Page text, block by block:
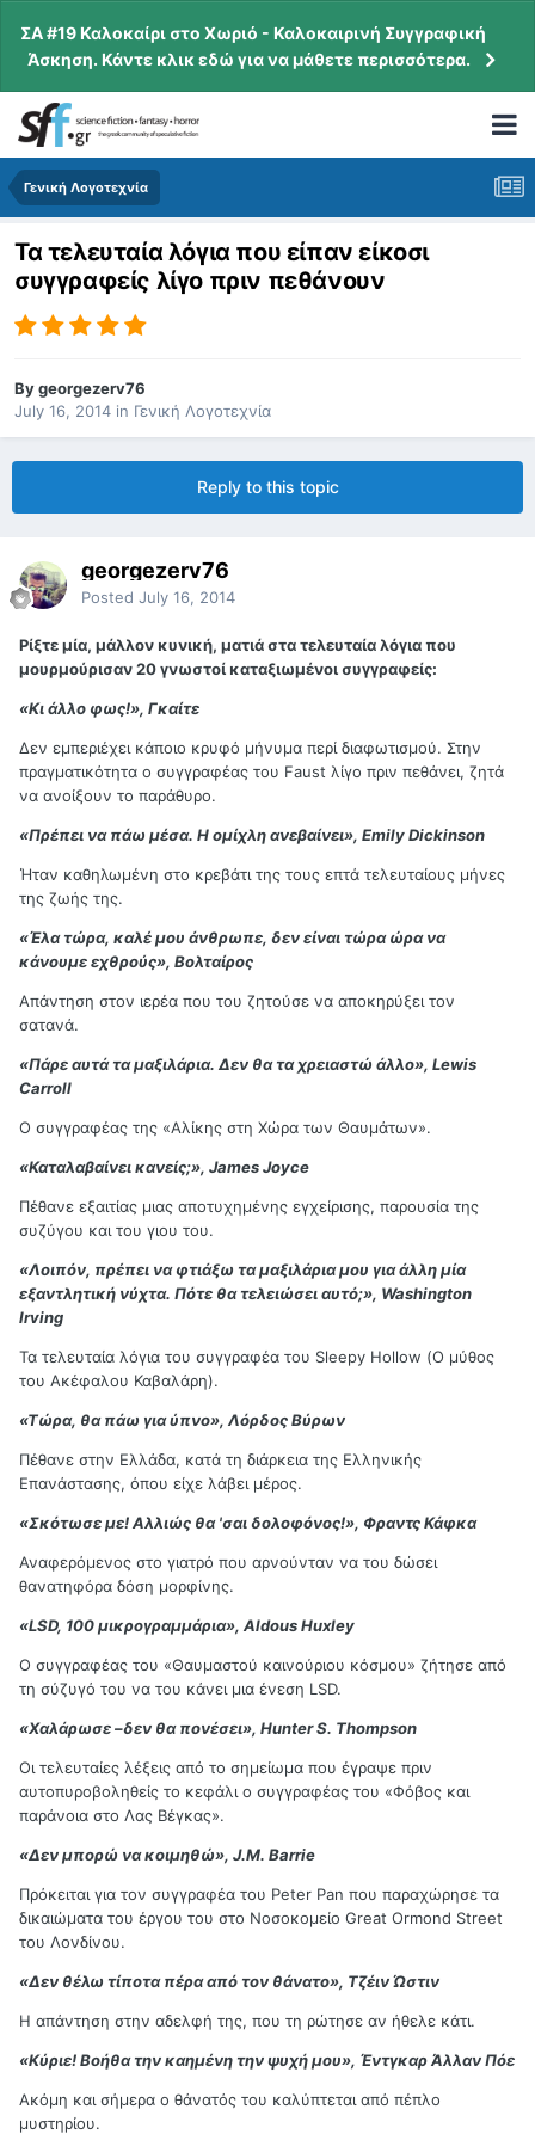
ΣΑ #19 Καλοκαίρι στο Χωριό - Καλοκαιρινή Συγγραφική
Άσκηση. Κάντε κλικ εδώ για να μάθετε περισσότερα.
Γενική Λογοτεχνία
Τα τελευταία λόγια που είπαν είκοσι
συγγραφείς λίγο πριν πεθάνουν
Bygeorgezerv76
July 16, 2014 in Γενική Λογοτεχνία
Reply to this topic
georgezerv76
Posted July 16, 2014
Ρίξτε μία, μάλλον κυνική, ματιά στα τελευταία λόγια που
μουρμούρισαν 20 γνωστοί καταξιωμένοι συγγραφείς:
«Κι άλλο φως!», Γκαίτε
Δεν εμπεριέχει κάποιο κρυφό μήνυμα περί διαφωτισμού. Στην
πραγματικότητα ο συγγραφέας του Faust λίγο πριν πεθάνει, ζητά
να ανοίξουν το παράθυρο.
«Πρέπει να πάω μέσα. Η ομίχλη ανεβαίνει», Emily Dickinson
Ήταν καθηλωμένη στο κρεβάτι της τους επτά τελευταίους μήνες
της ζωής της.
«Έλα τώρα, καλέ μου άνθρωπε, δεν είναι τώρα ώρα να
κάνουμε εχθρούς», Βολταίρος
Απάντηση στον ιερέα που του ζητούσε να αποκηρύξει τον
σατανά.
«Πάρε αυτά τα μαξιλάρια. Δεν θα τα χρειαστώ άλλο», Lewis
Carroll
Ο συγγραφέας της «Αλίκης στη Χώρα των Θαυμάτων».
«Καταλαβαίνει κανείς;», James Joyce
Πέθανε εξαιτίας μιας αποτυχημένης εγχείρισης, παρουσία της
συζύγου και του γιου του.
«Λοιπόν, πρέπει να φτιάξω τα μαξιλάρια μου για άλλη μία
εξαντλητική νύχτα. Πότε θα τελειώσει αυτό;», Washington
Irving
Τα τελευταία λόγια του συγγραφέα του Sleepy Hollow (Ο μύθος
του Ακέφαλου Καβαλάρη).
«Τώρα, θα πάω για ύπνο», Λόρδος Βύρων
Πέθανε στην Ελλάδα, κατά τη διάρκεια της Ελληνικής
Επανάστασης, όπου είχε λάβει μέρος.
«Σκότωσε με! Αλλιώς θα 'σαι δολοφόνος!», Φραντς Κάφκα
Αναφερόμενος στο γιατρό που αρνούνταν να του δώσει
θανατηφόρα δόση μορφίνης.
«LSD, 100 μικρογραμμάρια», Aldous Huxley
Ο συγγραφέας του «Θαυμαστού καινούριου κόσμου» ζήτησε από
τη σύζυγό του να του κάνει μια ένεση LSD.
«Χαλάρωσε –δεν θα πονέσει», Hunter S. Thompson
Οι τελευταίες λέξεις από το σημείωμα που έγραψε πριν
αυτοπυροβοληθείς το κεφάλι ο συγγραφέας του «Φόβος και
παράνοια στο Λας Βέγκας».
«Δεν μπορώ να κοιμηθώ», J.M. Barrie
Πρόκειται για τον συγγραφέα του Peter Pan που παραχώρησε τα
δικαιώματα του έργου του στο Νοσοκομείο Great Ormond Street
του Λονδίνου.
«Δεν θέλω τίποτα πέρα από τον θάνατο», Τζέιν Ώστιν
Η απάντηση στην αδελφή της, που τη ρώτησε αν ήθελε κάτι.
«Κύριε! Βοήθα την καημένη την ψυχή μου», Έντγκαρ Άλλαν Πόε
Ακόμη και σήμερα ο θάνατός του καλύπτεται από πέπλο
μυστηρίου.